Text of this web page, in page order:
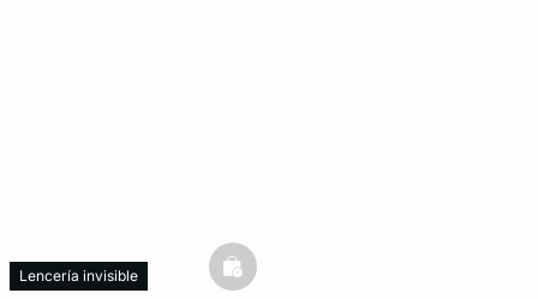
Lencería invisible
basketfull